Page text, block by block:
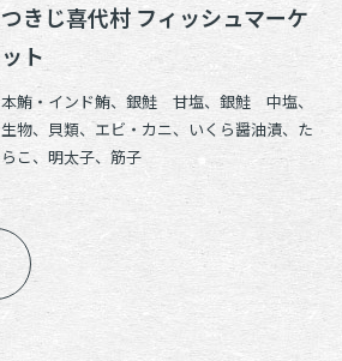
つきじ喜代村 フィッシュマーケ
ット
本鮪・インド鮪、銀鮭 甘塩、銀鮭 中塩、
生物、貝類、エビ・カニ、いくら醤油漬、た
らこ、明太子、筋子